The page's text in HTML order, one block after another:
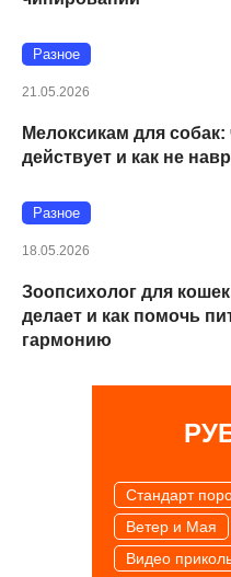
Разное
21.05.2026
Мелоксикам для собак:
действует и как не
Разное
18.05.2026
Зоопсихолог для
делает и как помочь
гармонию
Cтандарт
Ветер и Мая
Видео